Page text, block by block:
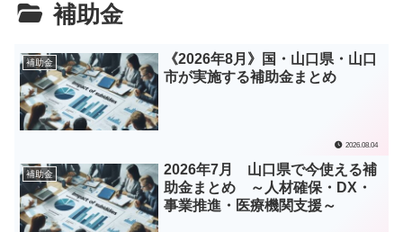
補助金
補助金
《2026年8月》国・山口県・山口
市が実施する補助金まとめ
2026.08.04
補助金
2026年7月 山口県で今使える補
助金まとめ ～人材確保・DX・
事業推進・医療機関支援～